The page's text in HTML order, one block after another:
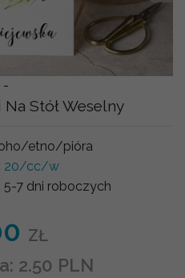
-
Stół Weselny
etno/pióra
20/cc/w
5-7 dni roboczych
ZŁ
2.50 PLN